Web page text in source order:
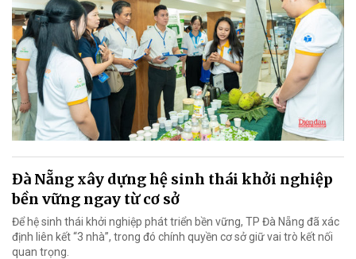
Đà Nẵng xây dựng hệ sinh thái khởi nghiệp
bền vững ngay từ cơ sở
Để hệ sinh thái khởi nghiệp phát triển bền vững, TP Đà Nẵng đã xác
định liên kết “3 nhà”, trong đó chính quyền cơ sở giữ vai trò kết nối
quan trọng.